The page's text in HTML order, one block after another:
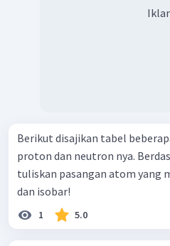
Berikut disajikan tabel
proton dan neutron nya. Berdasarkan tabel tersebut,
tuliskan pasangan atom yang
dan isobar!
1 5.0